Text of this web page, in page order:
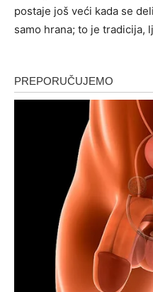
postaje još veći kada se
samo hrana; to je tradicija,